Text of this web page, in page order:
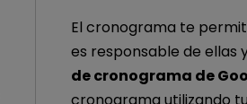
El cronograma te
es responsable de ellas
de cronograma de